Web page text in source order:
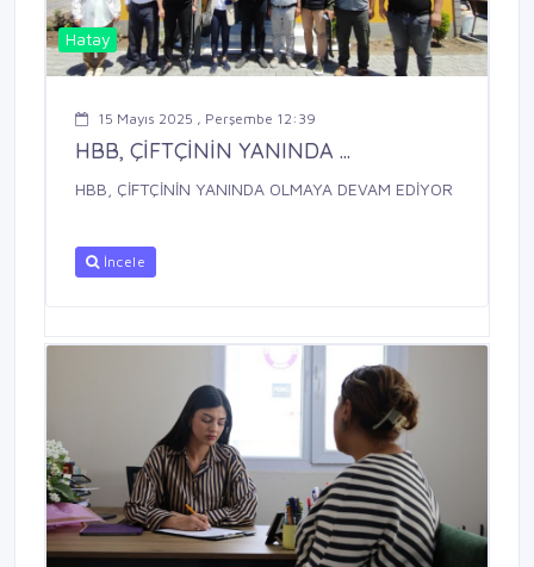
Hatay
15 Mayıs 2025 , Perşembe 12:39
HBB, ÇİFTÇİNİN YANINDA ...
HBB, ÇİFTÇİNİN YANINDA OLMAYA DEVAM EDİYOR
İncele